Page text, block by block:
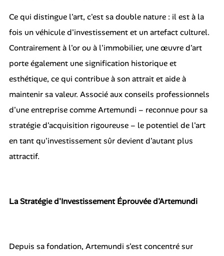
Ce qui distingue l'art, c'est sa double nature : il est à la
fois un véhicule d'investissement et un artefact culturel.
Contrairement à l'or ou à l'immobilier, une œuvre d'art
porte également une signification historique et
esthétique, ce qui contribue à son attrait et aide à
maintenir sa valeur. Associé aux conseils professionnels
d'une entreprise comme Artemundi – reconnue pour sa
stratégie d'acquisition rigoureuse – le potentiel de l'art
en tant qu'investissement sûr devient d'autant plus
attractif.
La Stratégie d'Investissement Éprouvée d'Artemundi
Depuis sa fondation, Artemundi s'est concentré sur